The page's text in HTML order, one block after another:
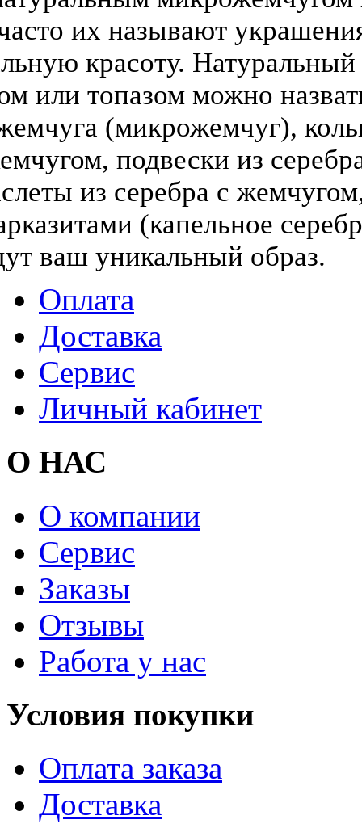
их называют
красоту.
или топазом можно
(микрожемчуг),
подвески из
из серебра с
(капельное
ваш уникальный образ.
Оплата
Доставка
Сервис
Личный кабинет
О НАС
О компании
Сервис
Заказы
Отзывы
Работа у нас
Условия покупки
Оплата заказа
Доставка